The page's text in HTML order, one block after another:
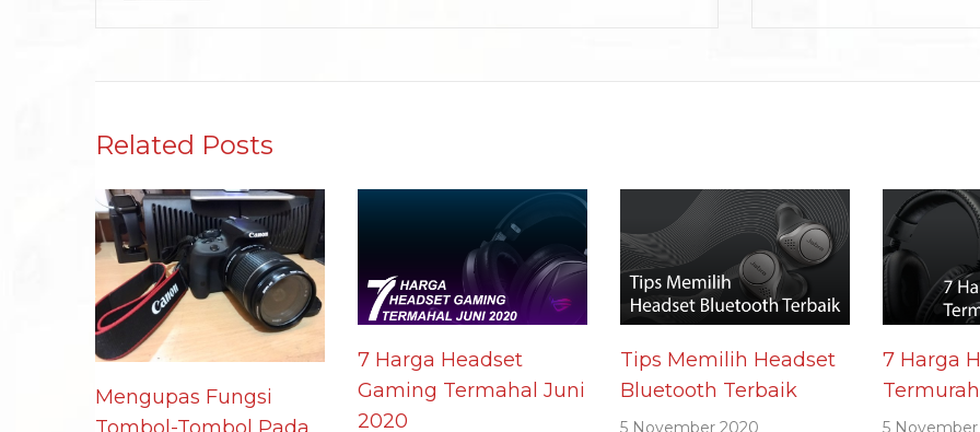
Related Posts
Mengupas Fungsi
Tombol-Tombol Pada
7 Harga Headset
Gaming Termahal Juni
2020
Tips Memilih Headset
Bluetooth Terbaik
5 November 2020
7 Harga
5